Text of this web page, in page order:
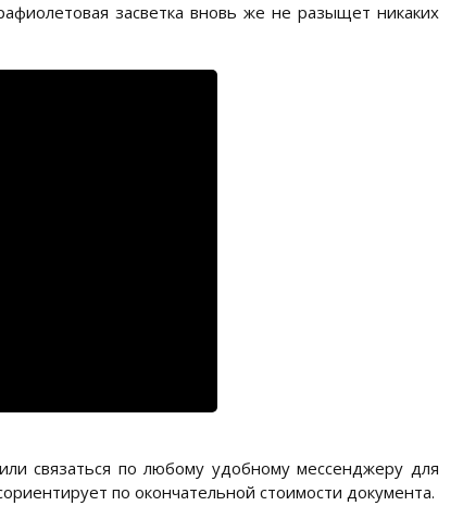
засветка вновь же не разыщет никаких
связаться по любому удобному мессенджеру для
по окончательной стоимости документа.